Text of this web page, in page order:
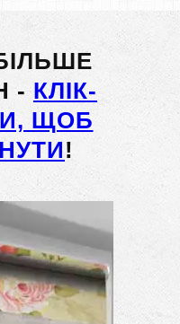
- КЛІК-
ЩОБ
!